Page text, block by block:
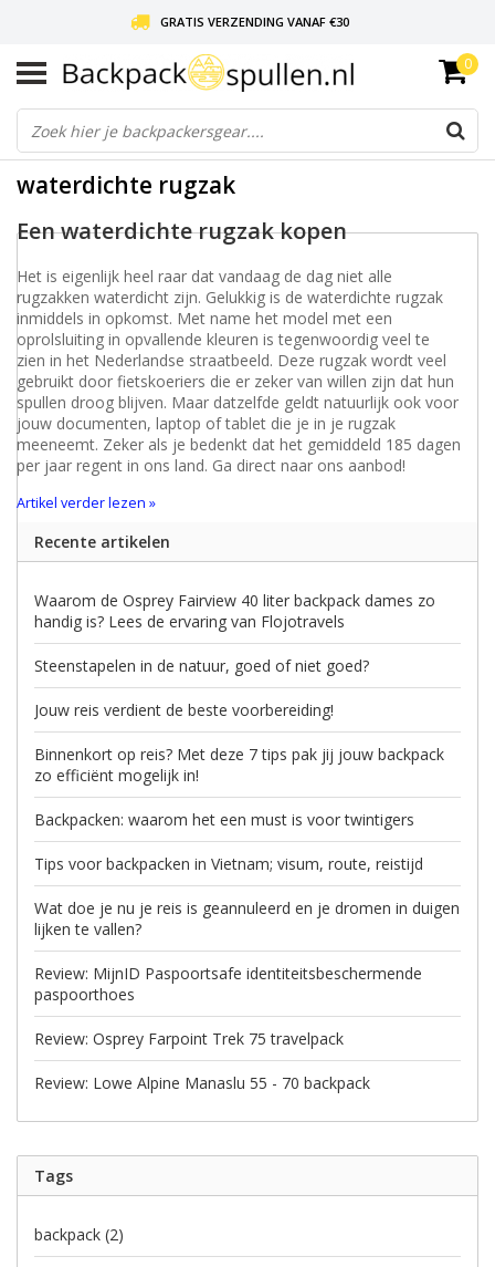
GRATIS VERZENDING VANAF €30
LIEFDE VOOR BACKPACKEN!
30 DAGEN GRATIS RETOUR
0
waterdichte rugzak
Een waterdichte rugzak kopen
Het is eigenlijk heel raar dat vandaag de dag niet alle
rugzakken waterdicht zijn. Gelukkig is de waterdichte rugzak
inmiddels in opkomst. Met name het model met een
oprolsluiting in opvallende kleuren is tegenwoordig veel te
zien in het Nederlandse straatbeeld. Deze rugzak wordt veel
gebruikt door fietskoeriers die er zeker van willen zijn dat hun
spullen droog blijven. Maar datzelfde geldt natuurlijk ook voor
jouw documenten, laptop of tablet die je in je rugzak
meeneemt. Zeker als je bedenkt dat het gemiddeld 185 dagen
per jaar regent in ons land. Ga direct naar ons aanbod!
Artikel verder lezen »
Recente artikelen
Waarom de Osprey Fairview 40 liter backpack dames zo
handig is? Lees de ervaring van Flojotravels
Steenstapelen in de natuur, goed of niet goed?
Jouw reis verdient de beste voorbereiding!
Binnenkort op reis? Met deze 7 tips pak jij jouw backpack
zo efficiënt mogelijk in!
Backpacken: waarom het een must is voor twintigers
Tips voor backpacken in Vietnam; visum, route, reistijd
Wat doe je nu je reis is geannuleerd en je dromen in duigen
lijken te vallen?
Review: MijnID Paspoortsafe identiteitsbeschermende
paspoorthoes
Review: Osprey Farpoint Trek 75 travelpack
Review: Lowe Alpine Manaslu 55 - 70 backpack
Tags
backpack (2)